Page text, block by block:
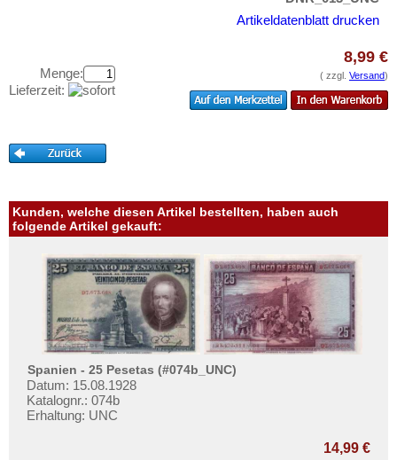
Weissrussland
Kataloge
Aufbewahrung
Ihre Bewertungen
Informationen
Preislisten
Ankauf
Erhaltungsgrade
Gratisbanknoten
FAQ
Mehr über...
Artikeldatenblatt drucken
Menge:
Lieferzeit:
8,99 €
( zzgl. Versand)
Kunden, welche diesen Artikel bestellten, haben auch
folgende Artikel gekauft:
Spanien - 25 Pesetas (#074b_UNC)
Datum: 15.08.1928
Katalognr.: 074b
Erhaltung: UNC
14,99 €